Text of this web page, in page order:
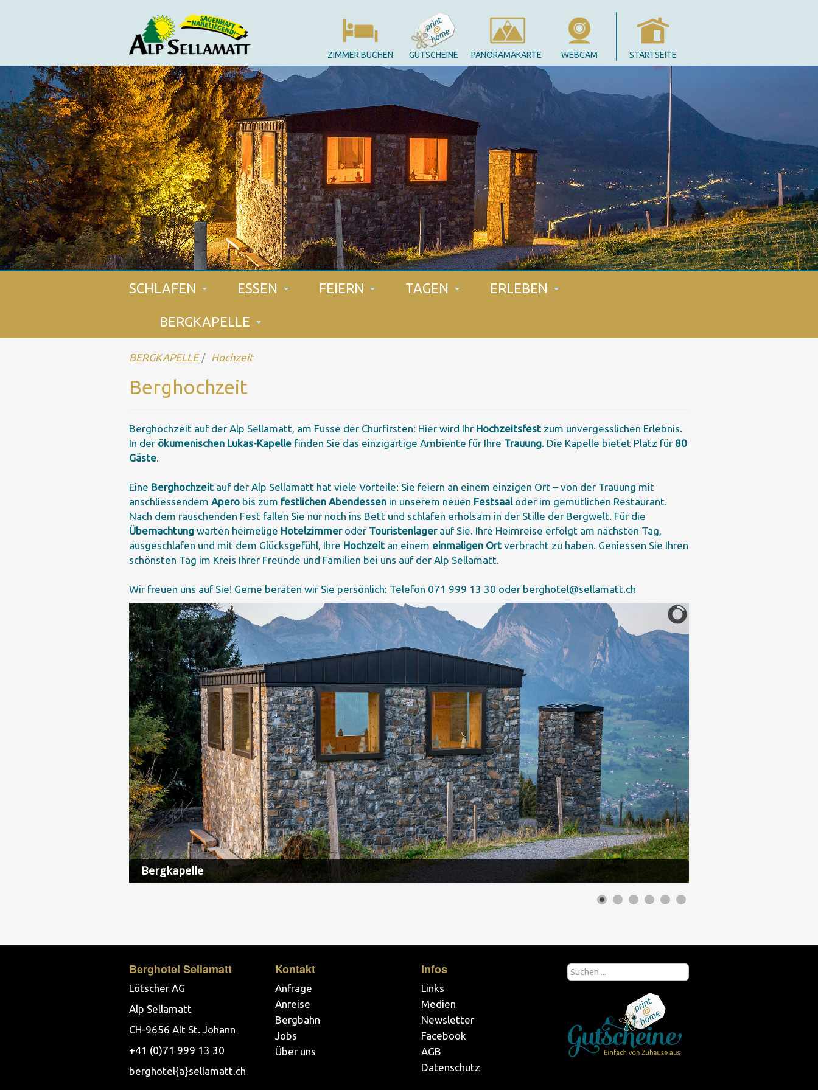
ZIMMER BUCHEN GUTSCHEINE PANORAMAKARTE WEBCAM STARTSEITE
SCHLAFEN ESSEN FEIERN TAGEN ERLEBEN
BERGKAPELLE
BERGKAPELLE Hochzeit
Berghochzeit
Berghochzeit auf der Alp Sellamatt, am Fusse der Churfirsten: Hier wird Ihr Hochzeitsfest zum unvergesslichen Erlebnis.
In der ökumenischen Lukas-Kapelle finden Sie das einzigartige Ambiente für Ihre Trauung. Die Kapelle bietet Platz für 80
Gäste.
Eine Berghochzeit auf der Alp Sellamatt hat viele Vorteile: Sie feiern an einem einzigen Ort – von der Trauung mit
anschliessendem Apero bis zum festlichen Abendessen in unserem neuen Festsaaloder im gemütlichen Restaurant.
Nach dem rauschenden Fest fallen Sie nur noch ins Bett und schlafen erholsam in der Stille der Bergwelt. Für die
Übernachtung warten heimelige Hotelzimmeroder Touristenlagerauf Sie. Ihre Heimreise erfolgt am nächsten Tag,
ausgeschlafen und mit dem Glücksgefühl, Ihre Hochzeit an einem einmaligen Ort verbracht zu haben. Geniessen Sie Ihren
schönsten Tag im Kreis Ihrer Freunde und Familien bei uns auf der Alp Sellamatt.
Wir freuen uns auf Sie! Gerne beraten wir Sie persönlich: Telefon 071 999 13 30 oder
Bergkapelle
Berghotel Sellamatt
Lötscher AG
Alp Sellamatt
CH-9656 Alt St. Johann
+41 (0)71 999 13 30
berghotel{a}sellamatt.ch
Kontakt
Anfrage
Anreise
Bergbahn
Jobs
Über uns
Infos
Links
Medien
Newsletter
Facebook
AGB
Datenschutz